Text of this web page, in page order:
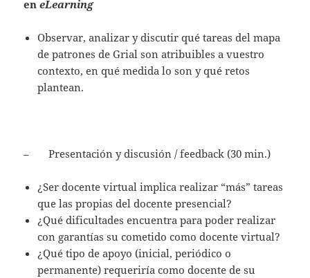
eneLearning
Observar, analizar y discutir qué tareas del mapa
de patrones de Grial son atribuibles a vuestro
contexto, en qué medida lo son y qué retos
plantean.
– Presentación y discusión / feedback (30 min.)
¿Ser docente virtual implica realizar “más” tareas
que las propias del docente presencial?
¿Qué dificultades encuentra para poder realizar
con garantías su cometido como docente virtual?
¿Qué tipo de apoyo (inicial, periódico o
permanente) requeriría como docente de su